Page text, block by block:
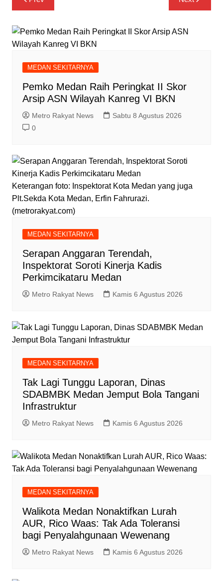
pos
MEDAN SEKITARNYA
Pemko Medan Raih Peringkat II Skor
Arsip ASN Wilayah Kanreg VI BKN
Metro Rakyat News
Sabtu 8 Agustus 2026
0
Keterangan foto: Inspektorat Kota Medan yang juga
Plt.Sekda Kota Medan, Erfin Fahrurazi.
(metrorakyat.com)
MEDAN SEKITARNYA
Serapan Anggaran Terendah,
Inspektorat Soroti Kinerja Kadis
Perkimcikataru Medan
Metro Rakyat News Kamis 6 Agustus 2026
MEDAN SEKITARNYA
Tak Lagi Tunggu Laporan, Dinas
SDABMBK Medan Jemput Bola Tangani
Infrastruktur
Metro Rakyat News Kamis 6 Agustus 2026
MEDAN SEKITARNYA
Walikota Medan Nonaktifkan Lurah
AUR, Rico Waas: Tak Ada Toleransi
bagi Penyalahgunaan Wewenang
Metro Rakyat News Kamis 6 Agustus 2026